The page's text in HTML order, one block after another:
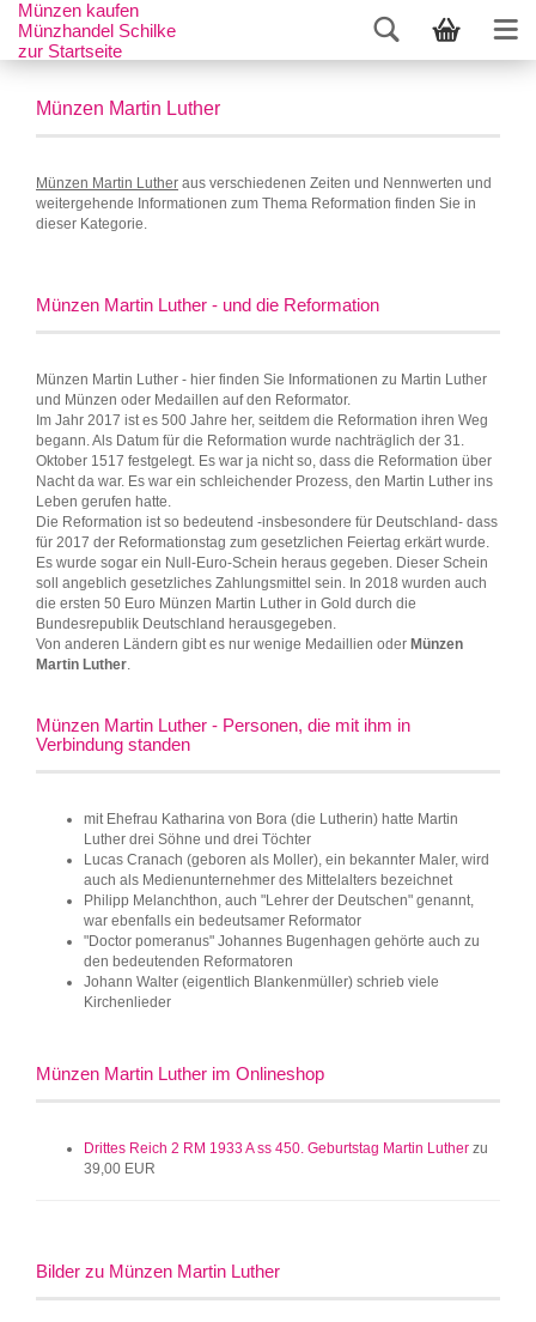
Münzen kaufen
Münzhandel Schilke
zur Startseite
Münzen Martin Luther
Münzen Martin Luther aus verschiedenen Zeiten und Nennwerten und
weitergehende Informationen zum Thema Reformation finden Sie in
dieser Kategorie.
Münzen Martin Luther - und die Reformation
Münzen Martin Luther - hier finden Sie Informationen zu Martin Luther
und Münzen oder Medaillen auf den Reformator.
Im Jahr 2017 ist es 500 Jahre her, seitdem die Reformation ihren Weg
begann. Als Datum für die Reformation wurde nachträglich der 31.
Oktober 1517 festgelegt. Es war ja nicht so, dass die Reformation über
Nacht da war. Es war ein schleichender Prozess, den Martin Luther ins
Leben gerufen hatte.
Die Reformation ist so bedeutend -insbesondere für Deutschland- dass
für 2017 der Reformationstag zum gesetzlichen Feiertag erkärt wurde.
Es wurde sogar ein Null-Euro-Schein heraus gegeben. Dieser Schein
soll angeblich gesetzliches Zahlungsmittel sein. In 2018 wurden auch
die ersten 50 Euro Münzen Martin Luther in Gold durch die
Bundesrepublik Deutschland herausgegeben.
Von anderen Ländern gibt es nur wenige Medaillien oder Münzen
Martin Luther.
Münzen Martin Luther - Personen, die mit ihm in
Verbindung standen
mit Ehefrau Katharina von Bora (die Lutherin) hatte Martin
Luther drei Söhne und drei Töchter
Lucas Cranach (geboren als Moller), ein bekannter Maler, wird
auch als Medienunternehmer des Mittelalters bezeichnet
Philipp Melanchthon, auch "Lehrer der Deutschen" genannt,
war ebenfalls ein bedeutsamer Reformator
"Doctor pomeranus" Johannes Bugenhagen gehörte auch zu
den bedeutenden Reformatoren
Johann Walter (eigentlich Blankenmüller) schrieb viele
Kirchenlieder
Münzen Martin Luther im Onlineshop
Drittes Reich 2 RM 1933 A ss 450. Geburtstag Martin Luther zu
39,00 EUR
Bilder zu Münzen Martin Luther